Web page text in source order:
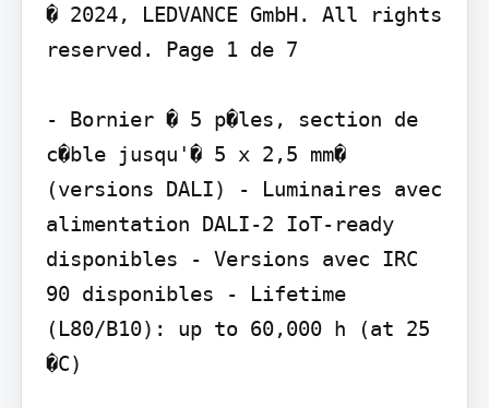
� 2024, LEDVANCE GmbH. All rights
reserved. Page 1 de 7
- Bornier � 5 p�les, section de
c�ble jusqu'� 5 x 2,5 mm�
(versions DALI) - Luminaires avec
alimentation DALI-2 IoT-ready
disponibles - Versions avec IRC
90 disponibles - Lifetime
(L80/B10): up to 60,000 h (at 25
�C)